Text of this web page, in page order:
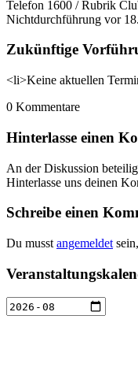
Telefon 1600 / Rubrik
Nichtdurchführung vor
Zukünftige
<li>Keine aktuellen
0 Kommentare
Hinterlasse einen
An der Diskussion
Hinterlasse uns deinen
Schreibe einen
Du musst angemeldet